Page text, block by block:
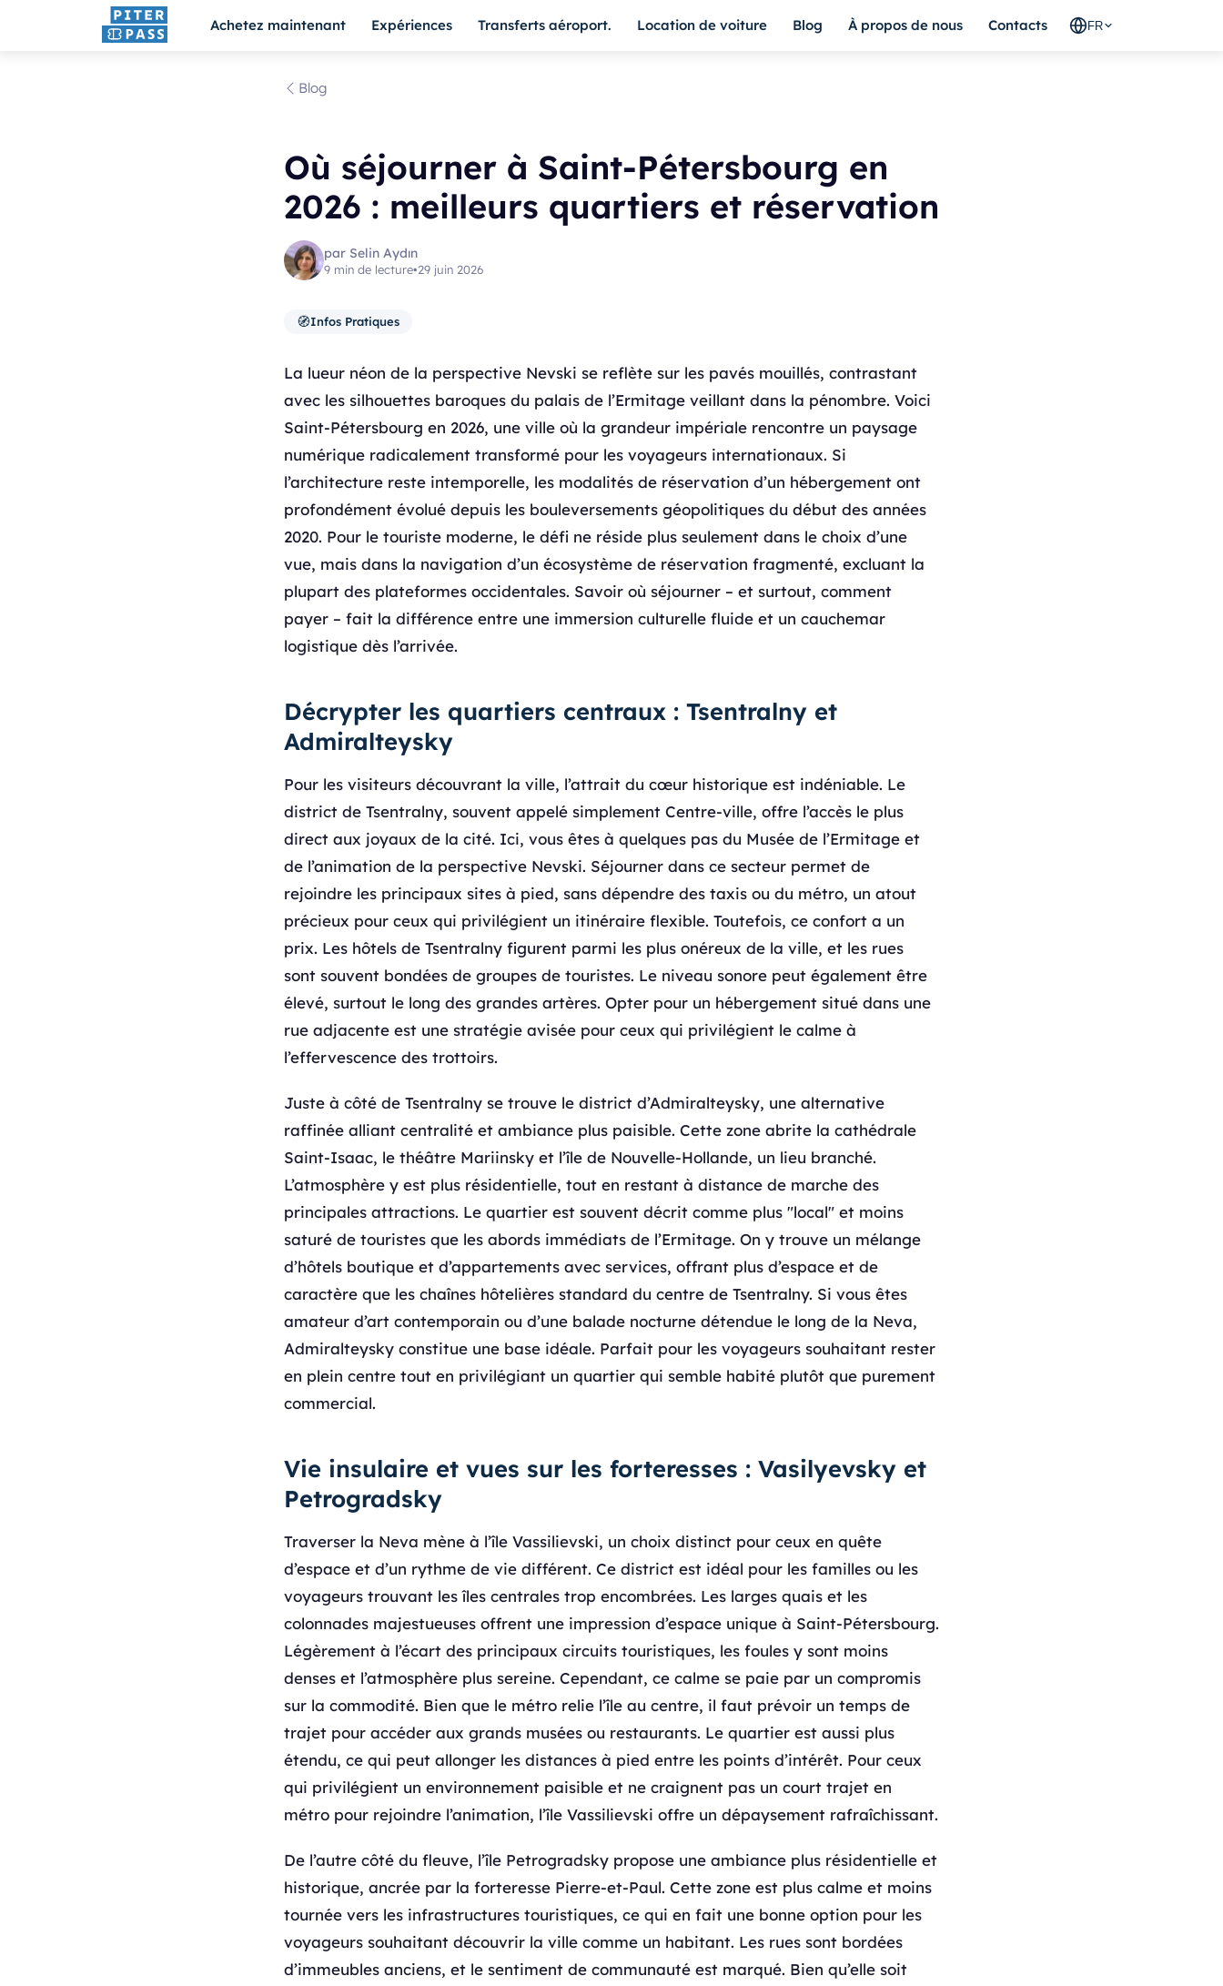
Achetez maintenant Expériences Transferts aéroport. Location de voiture Blog À propos de nous Contacts FR
Blog
Où séjourner à Saint-Pétersbourg en
2026 : meilleurs quartiers et réservation
par Selin Aydın
9 min de lecture•29 juin 2026
🧭Infos Pratiques
La lueur néon de la perspective Nevski se reflète sur les pavés mouillés, contrastant
avec les silhouettes baroques du palais de l’Ermitage veillant dans la pénombre. Voici
Saint-Pétersbourg en 2026, une ville où la grandeur impériale rencontre un paysage
numérique radicalement transformé pour les voyageurs internationaux. Si
l’architecture reste intemporelle, les modalités de réservation d’un hébergement ont
profondément évolué depuis les bouleversements géopolitiques du début des années
2020. Pour le touriste moderne, le défi ne réside plus seulement dans le choix d’une
vue, mais dans la navigation d’un écosystème de réservation fragmenté, excluant la
plupart des plateformes occidentales. Savoir où séjourner – et surtout, comment
payer – fait la différence entre une immersion culturelle fluide et un cauchemar
logistique dès l’arrivée.
Décrypter les quartiers centraux : Tsentralny et
Admiralteysky
Pour les visiteurs découvrant la ville, l’attrait du cœur historique est indéniable. Le
district de Tsentralny, souvent appelé simplement Centre-ville, offre l’accès le plus
direct aux joyaux de la cité. Ici, vous êtes à quelques pas du Musée de l’Ermitage et
de l’animation de la perspective Nevski. Séjourner dans ce secteur permet de
rejoindre les principaux sites à pied, sans dépendre des taxis ou du métro, un atout
précieux pour ceux qui privilégient un itinéraire flexible. Toutefois, ce confort a un
prix. Les hôtels de Tsentralny figurent parmi les plus onéreux de la ville, et les rues
sont souvent bondées de groupes de touristes. Le niveau sonore peut également être
élevé, surtout le long des grandes artères. Opter pour un hébergement situé dans une
rue adjacente est une stratégie avisée pour ceux qui privilégient le calme à
l’effervescence des trottoirs.
Juste à côté de Tsentralny se trouve le district d’Admiralteysky, une alternative
raffinée alliant centralité et ambiance plus paisible. Cette zone abrite la cathédrale
Saint-Isaac, le théâtre Mariinsky et l’île de Nouvelle-Hollande, un lieu branché.
L’atmosphère y est plus résidentielle, tout en restant à distance de marche des
principales attractions. Le quartier est souvent décrit comme plus "local" et moins
saturé de touristes que les abords immédiats de l’Ermitage. On y trouve un mélange
d’hôtels boutique et d’appartements avec services, offrant plus d’espace et de
caractère que les chaînes hôtelières standard du centre de Tsentralny. Si vous êtes
amateur d’art contemporain ou d’une balade nocturne détendue le long de la Neva,
Admiralteysky constitue une base idéale. Parfait pour les voyageurs souhaitant rester
en plein centre tout en privilégiant un quartier qui semble habité plutôt que purement
commercial.
Vie insulaire et vues sur les forteresses : Vasilyevsky et
Petrogradsky
Traverser la Neva mène à l’île Vassilievski, un choix distinct pour ceux en quête
d’espace et d’un rythme de vie différent. Ce district est idéal pour les familles ou les
voyageurs trouvant les îles centrales trop encombrées. Les larges quais et les
colonnades majestueuses offrent une impression d’espace unique à Saint-Pétersbourg.
Légèrement à l’écart des principaux circuits touristiques, les foules y sont moins
denses et l’atmosphère plus sereine. Cependant, ce calme se paie par un compromis
sur la commodité. Bien que le métro relie l’île au centre, il faut prévoir un temps de
trajet pour accéder aux grands musées ou restaurants. Le quartier est aussi plus
étendu, ce qui peut allonger les distances à pied entre les points d’intérêt. Pour ceux
qui privilégient un environnement paisible et ne craignent pas un court trajet en
métro pour rejoindre l’animation, l’île Vassilievski offre un dépaysement rafraîchissant.
De l’autre côté du fleuve, l’île Petrogradsky propose une ambiance plus résidentielle et
historique, ancrée par la forteresse Pierre-et-Paul. Cette zone est plus calme et moins
tournée vers les infrastructures touristiques, ce qui en fait une bonne option pour les
voyageurs souhaitant découvrir la ville comme un habitant. Les rues sont bordées
d’immeubles anciens, et le sentiment de communauté est marqué. Bien qu’elle soit